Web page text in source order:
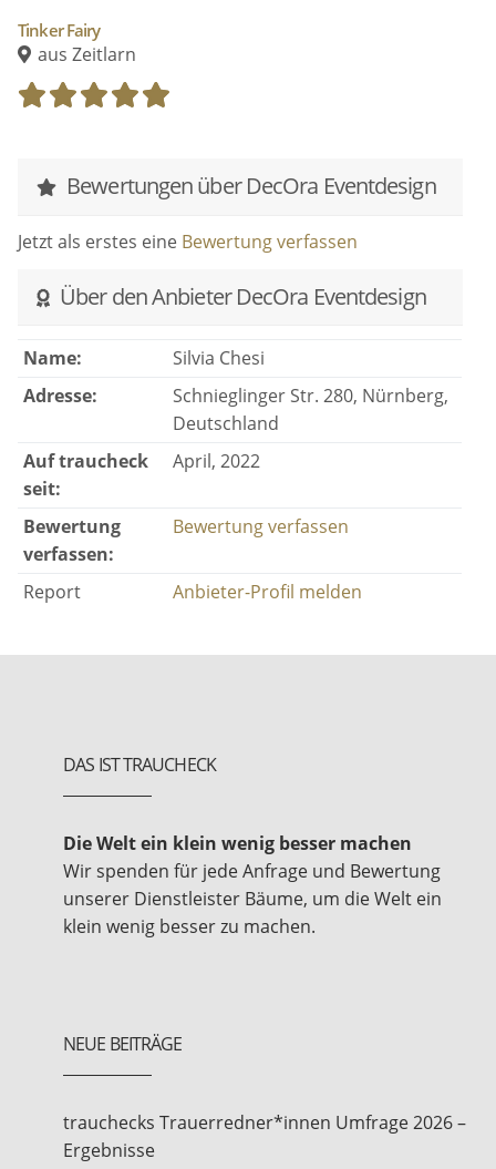
Erstellung von Dekopaketen für Tischdeko,
Raumdeko, Traulocation, Paarshooting u.v.m.
Planung von Farb- und Dekokonzepten
Erstellung individueller Deko-Artikel
Erstellung eines Gesamtkonzeptes
Tinker Fairy
aus Zeitlarn
Bewertungen über DecOra Eventdesign
Jetzt als erstes eine Bewertung verfassen
Über den Anbieter DecOra Eventdesign
Name:
Silvia Chesi
Adresse:
Schnieglinger Str. 280, Nürnberg,
Deutschland
Auf traucheck
seit:
April, 2022
Bewertung
verfassen:
Bewertung verfassen
Report Anbieter-Profil melden
DAS IST TRAUCHECK
Die Welt ein klein wenig besser machen
Wir spenden für jede Anfrage und Bewertung
unserer Dienstleister Bäume, um die Welt ein
klein wenig besser zu machen.
NEUE BEITRÄGE
trauchecks Trauerredner*innen Umfrage 2026 –
Ergebnisse